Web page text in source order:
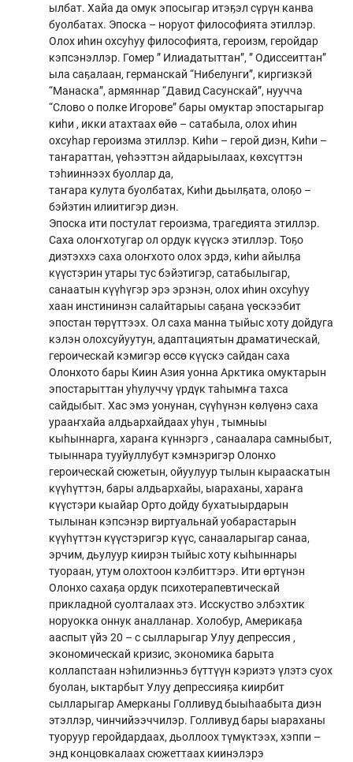
ылбат. Хайа да омук эпосыгар итэҕэл сүрүн канва
буолбатах. Эпоска – норуот философията этиллэр.
Олох иһин охсуһуу философията, героизм, геройдар
кэпсэнэллэр. Гомер ” Илиадатыттан”, ” Одиссеиттан”
ыла саҕалаан, германскай “Нибелунги”, киргизкэй
“Манаска”, армяннар “Давид Сасунскай”, нуучча
“Слово о полке Игорове” бары омуктар эпостарыгар
киһи , икки атахтаах өйө – сатабыла, олох иһин
охсуһар героизма этиллэр. Киһи – герой диэн, Киһи –
таҥараттан, үөһээттэн айдарыылаах, көхсүттэн
тэһииннээх буоллар да,
таҥара кулута буолбатах, Киһи дьылҕата, олоҕо –
бэйэтин илиитигэр диэн.
Эпоска ити постулат героизма, трагедията этиллэр.
Саха олоҥхотугар ол ордук күүскэ этиллэр. Тоҕо
диэтэххэ саха олоҥхото олох эрдэ, киһи айылҕа
күүстэрин утары тус бэйэтигэр, сатабылыгар,
санаатын күүһүгэр эрэ эрэнэн, олох иһин охсуһуу
хаан инстининэн салайтарыы саҕана үөскээбит
эпостан төрүттээх. Ол саха манна тыйыс хоту дойдуга
кэлэн олохсуйуутун, адаптациятын драматическай,
героическай кэмигэр өссө күүскэ сайдан саха
Олонхото бары Киин Азия уонна Арктика омуктарын
эпостарыттан уһулуччу үрдүк таһымҥа тахса
сайдыбыт. Хас эмэ уонунан, сүүһүнэн көлүөнэ саха
урааҥхайа алдьархайдаах уһун , тымныы
кыһыннарга, хараҥа күннэргэ , санаалара самныбыт,
тыыннара тууйуллубут кэмнэригэр Олонхо
героическай сюжетын, ойуулуур тылын кырааскатын
күүһүттэн, бары алдьархайы, ыараханы, хараҥа
күүстэри кыайар Орто дойду бухатыырдарын
тылынан кэпсэнэр виртуальнай уобарастарын
күүһүттэн күүстэригэр күүс, санааларыгар санаа,
эрчим, дьулуур киирэн тыйыс хоту кыһыннары
туораан, утум олохтоон кэлбиттэрэ. Ити өртүнэн
Олонхо сахаҕа ордук психотерапевтическай
прикладной суолталаах этэ. Исскуство элбэхтик
норуокка оннук аналланар. Холобур, Америкаҕа
ааспыт үйэ 20 – с сылларыгар Улуу депрессия ,
экономическай кризис, экономика барыта
коллапстаан нэһилиэнньэ бүттүүн кэриэтэ үлэтэ суох
буолан, ыктарбыт Улуу депрессияҕа киирбит
сылларыгар Амерканы Голливуд быыһаабыта диэн
этэллэр, чинчийээччилэр. Голливуд бары ыараханы
туоруур геройдардаах, дьоллоох түмүктээх, хэппи –
энд концовкалаах сюжеттаах киинэлэрэ